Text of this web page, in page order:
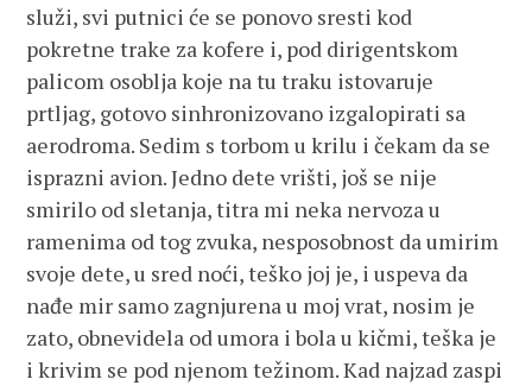
služi, svi putnici će se ponovo sresti kod
pokretne trake za kofere i, pod dirigentskom
palicom osoblja koje na tu traku istovaruje
prtljag, gotovo sinhronizovano izgalopirati sa
aerodroma. Sedim s torbom u krilu i čekam da se
isprazni avion. Jedno dete vrišti, još se nije
smirilo od sletanja, titra mi neka nervoza u
ramenima od tog zvuka, nesposobnost da umirim
svoje dete, u sred noći, teško joj je, i uspeva da
nađe mir samo zagnjurena u moj vrat, nosim je
zato, obnevidela od umora i bola u kičmi, teška je
i krivim se pod njenom težinom. Kad najzad zaspi